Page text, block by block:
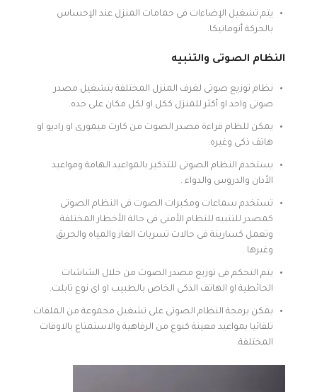
يتم تشغيل الإضاءات فى حمامات المنزل عند الإحساس
بالحركة أتوماتيكا.
النظام الصوتى والتنبيه
نظام توزيع صوتى لغرف المنزل المختلفة بتشغيل مصدر
صوتى واحد او أكثر للمنزل ككل او لكل مكان على حده.
يمكن للظام قراءة مصدر الصوت من كارت ميمورى او راديو او
هاتف ذكى وغيره.
يستخدم النظام الصوتى للتذكير بالمواعيد الهامة ومواعيد
الأذان والدروس والدواء .
تستخدم سماعات ومكبرات الصوت فى النظام الصوتى
كمصدر للتنبيه للنظام الأمنى فى حالة الأخطار المختلفة
وتعمل كسارينة فى حالات تسربات الغاز والمياه والحريق
وغيرها .
يتم التحكم فى توزيع مصدر الصوت من خلال الشاشات
الحائطية او الهاتف الذكى الخاص بالطبيب او اى نوع تابلت.
يمكن برمجة النظام الصوتى على تشغيل مجموعة من الملفات
تلقائيا بمواعيد معينة كنوع من الرفاهية والاستمتاع بالاوقات
المختلفة.